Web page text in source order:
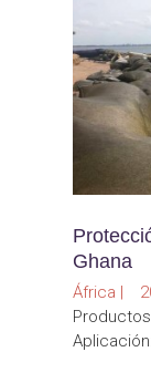
Ghana
África |